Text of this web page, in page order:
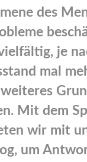
des
je
mal
Mit dem
wir mit
um